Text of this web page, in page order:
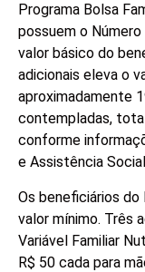
Programa Bolsa
possuem o
valor básico do
adicionais eleva o
aproximadamente
contempladas,
conforme
e Assistência
Os beneficiários do
valor mínimo. Três
Variável Familiar
R$ 50 cada para